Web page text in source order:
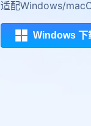
适配Windows/
Windows 下